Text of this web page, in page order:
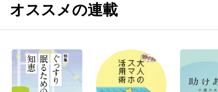
オススメの連載